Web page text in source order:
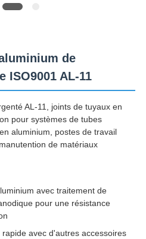
de
ISO9001 AL-11
AL-11, joints de tuyaux en
pour systèmes de tubes
aluminium, postes de travail
de matériaux
avec traitement de
pour une résistance
avec d'autres accessoires